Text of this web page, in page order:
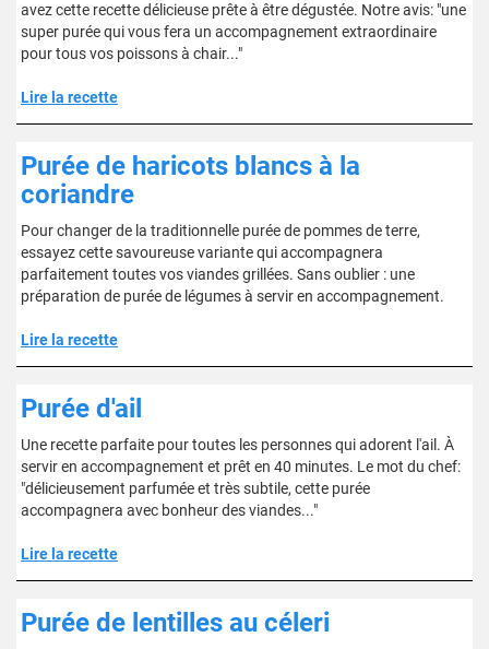
avez cette recette délicieuse prête à être dégustée. Notre avis: "une
super purée qui vous fera un accompagnement extraordinaire
pour tous vos poissons à chair..."
Lire la recette
Purée de haricots blancs à la
coriandre
Pour changer de la traditionnelle purée de pommes de terre,
essayez cette savoureuse variante qui accompagnera
parfaitement toutes vos viandes grillées. Sans oublier : une
préparation de purée de légumes à servir en accompagnement.
Lire la recette
Purée d'ail
Une recette parfaite pour toutes les personnes qui adorent l'ail. À
servir en accompagnement et prêt en 40 minutes. Le mot du chef:
"délicieusement parfumée et très subtile, cette purée
accompagnera avec bonheur des viandes..."
Lire la recette
Purée de lentilles au céleri